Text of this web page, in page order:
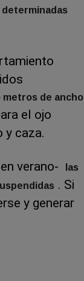
de ancho
el ojo
y caza.
verano-
las
. Si
y generar